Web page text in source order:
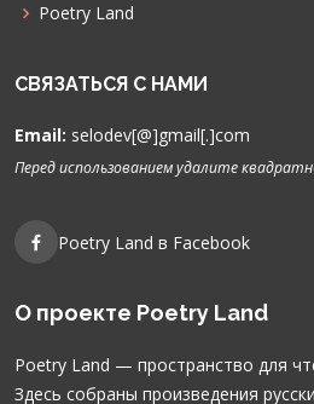
Poetry Land
СВЯЗАТЬСЯ С НАМИ
Email: selodev[@]gmail[.]com
Перед использованием удалите
Poetry Land в Facebook
О проекте Poetry Land
Poetry Land — пространство для
Здесь собраны произведения